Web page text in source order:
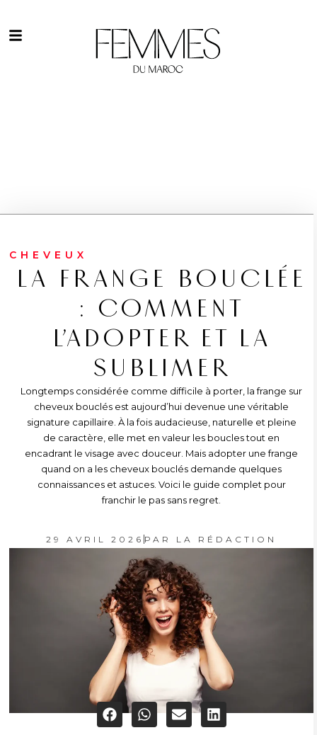
CHEVEUX
LA FRANGE BOUCLÉE
: COMMENT
L’ADOPTER ET LA
SUBLIMER
Longtemps considérée comme difficile à porter, la frange sur
cheveux bouclés est aujourd’hui devenue une véritable
signature capillaire. À la fois audacieuse, naturelle et pleine
de caractère, elle met en valeur les boucles tout en
encadrant le visage avec douceur. Mais adopter une frange
quand on a les cheveux bouclés demande quelques
connaissances et astuces. Voici le guide complet pour
franchir le pas sans regret.
29 AVRIL 2026 PAR LA RÉDACTION